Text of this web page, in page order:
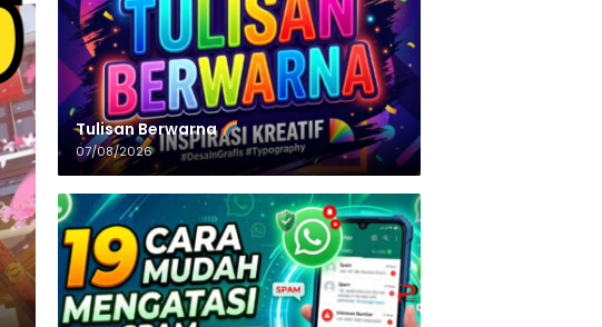
Tulisan‌‌‌‌‌‌‌‌‌‌‌‌‌‌‌‌ Berwarna
07/08/2026